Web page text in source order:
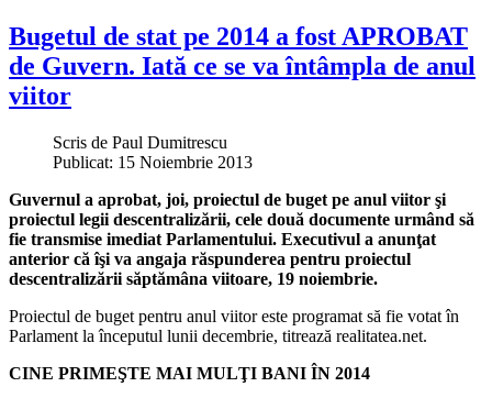
Bugetul de stat pe 2014 a fost APROBAT
de Guvern. Iată ce se va întâmpla de anul
viitor
Scris de Paul Dumitrescu
Publicat: 15 Noiembrie 2013
Guvernul a aprobat, joi, proiectul de buget pe anul viitor şi
proiectul legii descentralizării, cele două documente urmând să
fie transmise imediat Parlamentului. Executivul a anunţat
anterior că îşi va angaja răspunderea pentru proiectul
descentralizării săptămâna viitoare, 19 noiembrie.
Proiectul de buget pentru anul viitor este programat să fie votat în
Parlament la începutul lunii decembrie, titrează realitatea.net.
CINE PRIMEŞTE MAI MULŢI BANI ÎN 2014